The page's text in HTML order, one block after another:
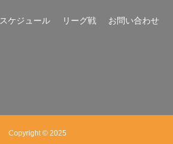
スケジュール リーグ戦 お問い合わせ
Copyright © 2025